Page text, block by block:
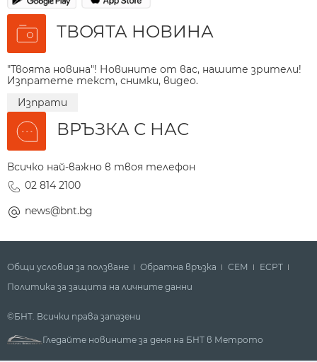
ТВОЯТА НОВИНА
"Твоята новина"! Новините от вас, нашите зрители!
Изпратете текст, снимки, видео.
Изпрати
ВРЪЗКА С НАС
Всичко най-важно в твоя телефон
02 814 2100
news@bnt.bg
Общи условия за ползване Обратна връзка СЕМ
ECPT
Политика за защита на личните данни
©БНТ. Всички права запазени
Гледайте новините за деня на БНТ в Метрото